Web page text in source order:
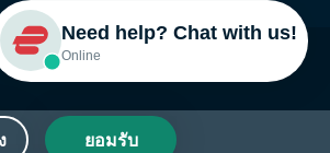
Need help? Chat with us!
Online